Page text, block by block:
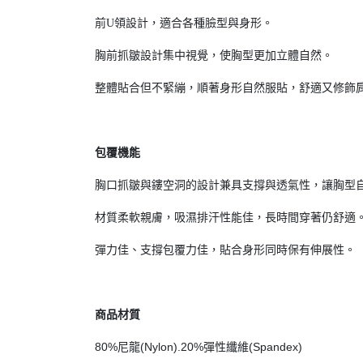
前U領設計，適合各種臉型與身形。
胸前抓皺設計集中視覺，使胸型更加立體自然。
整體貼合但不緊繃，順著身形自然服貼，舒適又修飾
包覆機能
胸口抓皺與鏤空洞的設計兼具支撐與透氣性，讓胸型
材質柔軟親膚，吸濕排汗性能佳，長時間穿著仍舒適
彈力佳、支撐包覆力佳，貼合身形同時保有伸展性。
商品材質
80%尼龍(Nylon).20%彈性纖維(Spandex)